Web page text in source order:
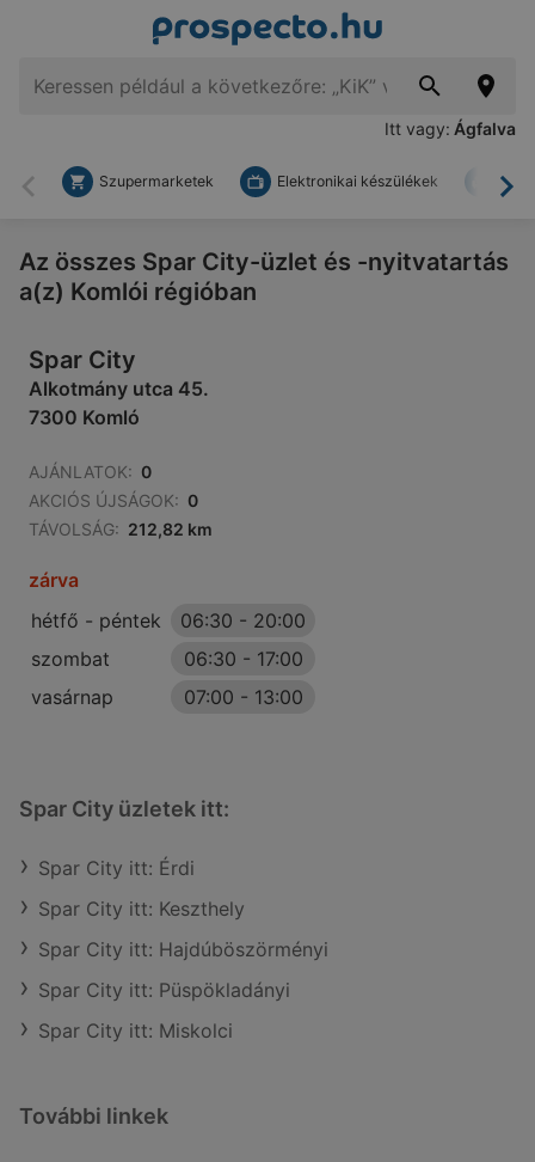
Itt vagy: Ágfalva
Vissza
Szupermarketek Elektronikai készülékek
Az összes Spar City-üzlet és -nyitvatartás
a(z) Komlói régióban
Spar City
Alkotmány utca 45.
7300 Komló
AJÁNLATOK: 0
AKCIÓS ÚJSÁGOK: 0
TÁVOLSÁG: 212,82 km
zárva
hétfő - péntek
06:30 - 20:00
szombat
06:30 - 17:00
vasárnap
07:00 - 13:00
Spar City üzletek itt:
Spar City itt: Érdi
Spar City itt: Keszthely
Spar City itt: Hajdúböszörményi
Spar City itt: Püspökladányi
Spar City itt: Miskolci
További linkek